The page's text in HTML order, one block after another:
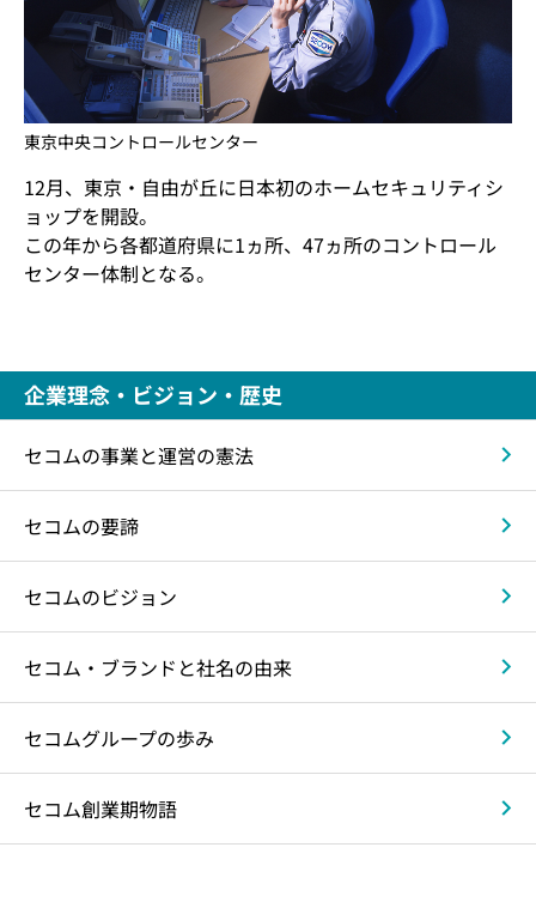
東京中央コントロールセンター
12月、東京・自由が丘に日本初のホームセキュリティシ
ョップを開設。
この年から各都道府県に1ヵ所、47ヵ所のコントロール
センター体制となる。
企業理念・ビジョン・歴史
セコムの事業と運営の憲法
セコムの要諦
セコムのビジョン
セコム・ブランドと社名の由来
セコムグループの歩み
セコム創業期物語